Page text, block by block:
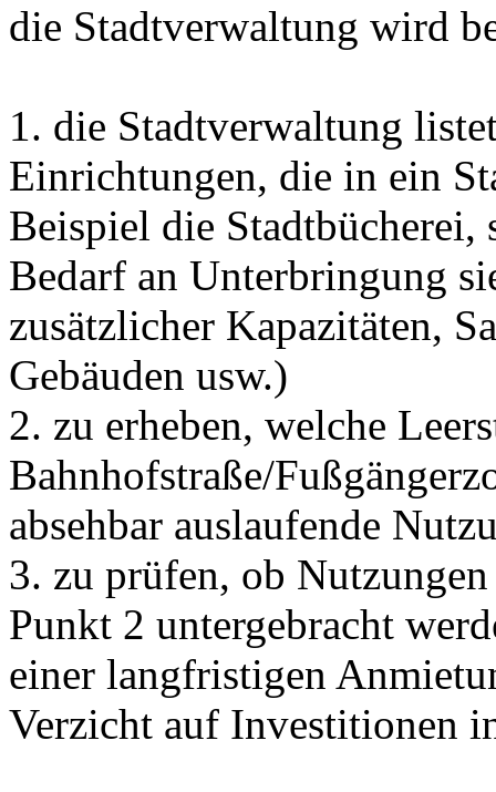
die Stadtverwaltung wird
1. die Stadtverwaltung
Einrichtungen, die in ein
Beispiel die Stadtbücherei,
Bedarf an Unterbringung
zusätzlicher Kapazitäten,
Gebäuden usw.)
2. zu erheben, welche
Bahnhofstraße/
absehbar auslaufende
3. zu prüfen, ob
Punkt 2 untergebracht
einer langfristigen
Verzicht auf Investitionen